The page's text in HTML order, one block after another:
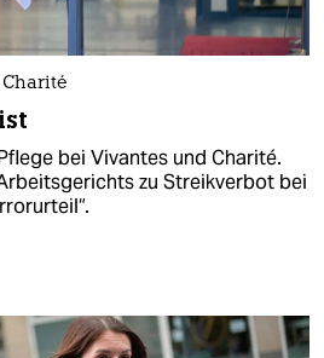
bei Vivantes und Charité.
zu Streikverbot bei